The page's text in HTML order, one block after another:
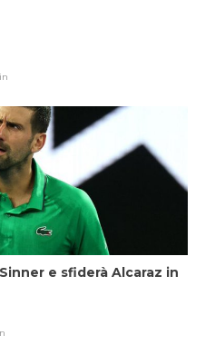
e sfiderà Alcaraz in